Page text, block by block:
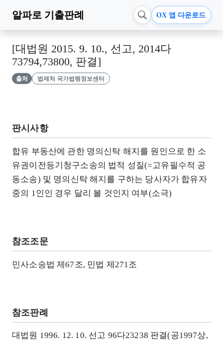
알파로 기출판례 OX 앱 다운로드
[대법원 2015. 9. 10., 선고, 2014다
73794,73800, 판결]
출처 법제처 국가법령정보센터
판시사항
합유 부동산에 관한 명의신탁 해지를 원인으로 한 소
유권이전등기청구소송의 법적 성질(=고유필수적 공
동소송) 및 명의신탁 해지를 구하는 당사자가 합유자
중의 1인인 경우 달리 볼 것인지 여부(소극)
참조조문
민사소송법 제67조, 민법 제271조
참조판례
대법원 1996. 12. 10. 선고 96다23238 판결(공1997상,